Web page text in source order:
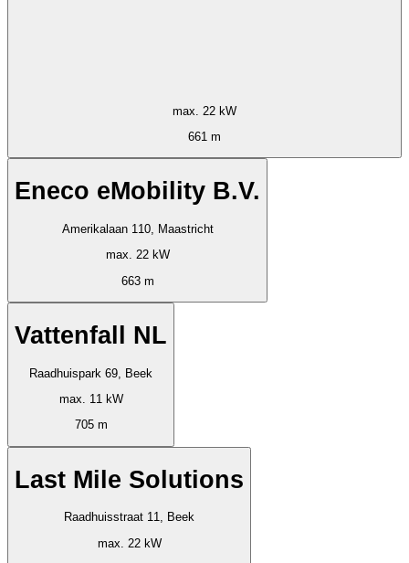
max. 22 kW
661 m
Eneco eMobility B.V.
Amerikalaan 110, Maastricht
max. 22 kW
663 m
Vattenfall NL
Raadhuispark 69, Beek
max. 11 kW
705 m
Last Mile Solutions
Raadhuisstraat 11, Beek
max. 22 kW